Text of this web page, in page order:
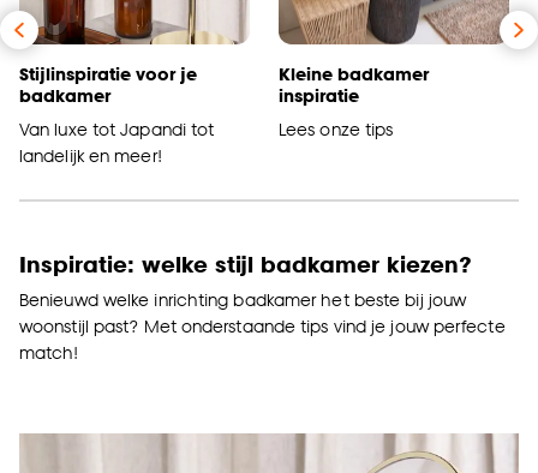
Stijlinspiratie voor je
badkamer
Van luxe tot Japandi tot
landelijk en meer!
Kleine badkamer
inspiratie
Lees onze tips
Inspiratie: welke stijl badkamer kiezen?
Benieuwd welke inrichting badkamer het beste bij jouw
woonstijl past? Met onderstaande tips vind je jouw perfecte
match!